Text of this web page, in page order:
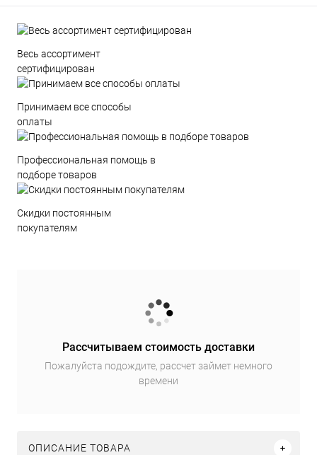
Весь ассортимент
сертифицирован
Принимаем все способы
оплаты
Профессиональная помощь в
подборе товаров
Скидки постоянным
покупателям
Рассчитываем стоимость доставки
Пожалуйста подождите, рассчет займет немного
времени
ОПИСАНИЕ ТОВАРА